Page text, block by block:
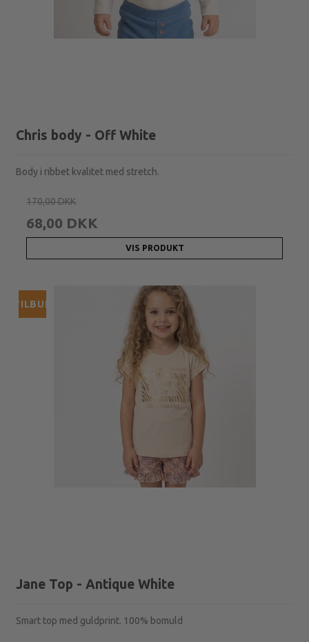
Chris body - Off White
Body i ribbet kvalitet med stretch.
170,00 DKK
68,00 DKK
VIS PRODUKT
TILBUD
Jane Top - Antique White
Smart top med guldprint. 100% bomuld